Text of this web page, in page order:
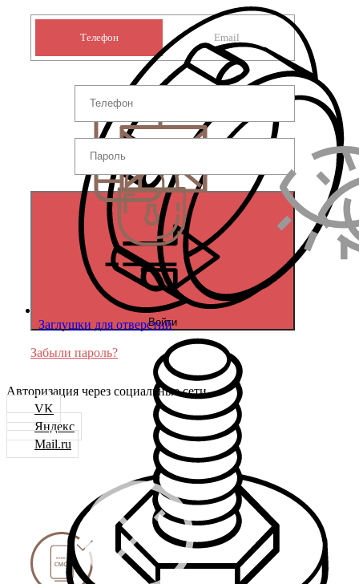
Заглушки для отверстий
Телефон Email
Войти
Забыли пароль?
Авторизация через социальные сети
VK
Яндекс
Mail.ru